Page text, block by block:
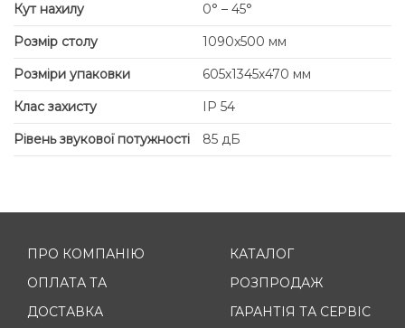
Кут нахилу
0° – 45°
Розмір столу
1090x500 мм
Розміри упаковки
605х1345х470 мм
Клас захисту
IP 54
Рівень звукової потужності
85 дБ
ПРО КОМПАНІЮ
ОПЛАТА ТА
ДОСТАВКА
КАТАЛОГ
РОЗПРОДАЖ
ГАРАНТІЯ ТА СЕРВІС